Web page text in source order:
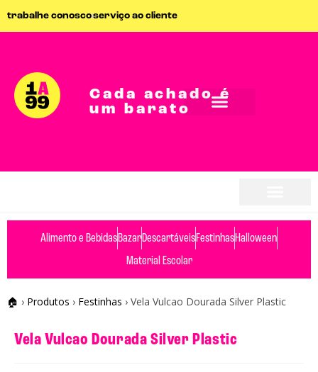
trabalhe conoscoserviço ao cliente
Cada achado é
um barato
Alimento e BebidasBazarDescartáveisFestinhasHalloween
Material Escolar
🏠 › Produtos › Festinhas › Vela Vulcao Dourada Silver Plastic
Vela Vulcao Dourada Silver Plastic